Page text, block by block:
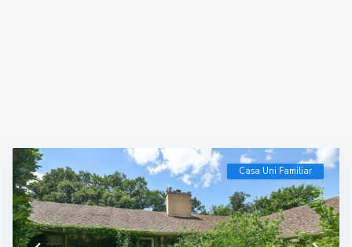
Casa Uni Familiar